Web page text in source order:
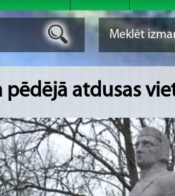
pēdējā atdusas